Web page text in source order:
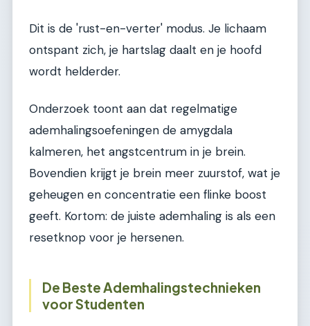
Dit is de 'rust-en-verter' modus. Je lichaam
ontspant zich, je hartslag daalt en je hoofd
wordt helderder.
Onderzoek toont aan dat regelmatige
ademhalingsoefeningen de amygdala
kalmeren, het angstcentrum in je brein.
Bovendien krijgt je brein meer zuurstof, wat je
geheugen en concentratie een flinke boost
geeft. Kortom: de juiste ademhaling is als een
resetknop voor je hersenen.
De Beste Ademhalingstechnieken
voor Studenten